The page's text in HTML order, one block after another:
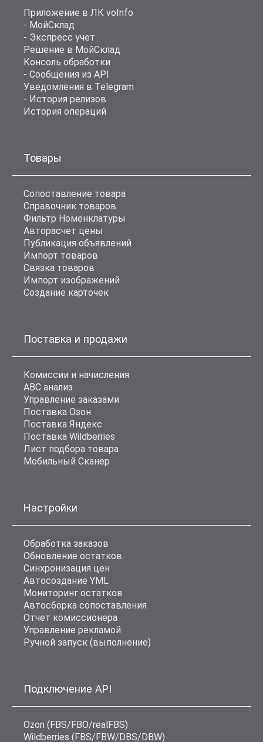
Приложение в ЛК voInfo
- МойСклад
- Экспресс учет
Решение в МойСклад
Консоль обработки
- Сообщения из API
Уведомления в Telegram
- История релизов
История операций
Товары
Сопоставление товара
Справочник товаров
Фильтр Номенклатуры
Авторасчет цены
Публикация объявлений
Импорт товаров
Связка товаров
Импорт изображений
Создание карточек
Поставка и продажи
Комиссии и начисления
ABC анализ
Управление заказами
Поставка Озон
Поставка Яндекс
Поставка Wildberries
Лист подбора товара
Мобильный Сканер
Настройки
Обработка заказов
Обновление остатков
Синхронизация цен
Автосоздание YML
Мониторинг остатков
Автосборка сопоставления
Отчет комиссионера
Управление рекламой
Ручной запуск (выполнение)
Подключение API
Ozon (FBS/FBO/realFBS)
Wildberries (FBS/FBW/DBS/DBW)